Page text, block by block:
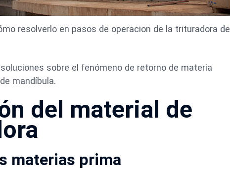
resolverlo en pasos de operacion de la trituradora de
sobre el fenómeno de retorno de materia
mandíbula.
del material de
materias prima